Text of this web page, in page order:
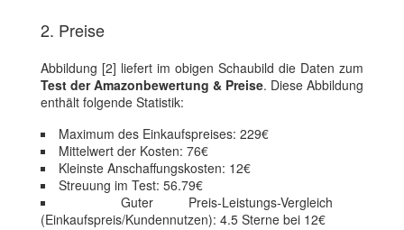
2. Preise
Abbildung [2] liefert im obigen Schaubild die Daten zum
Test der Amazonbewertung & Preise. Diese Abbildung
enthält folgende Statistik:
Maximum des Einkaufspreises: 229€
Mittelwert der Kosten: 76€
Kleinste Anschaffungskosten: 12€
Streuung im Test: 56.79€
Guter Preis-Leistungs-Vergleich
(Einkaufspreis/Kundennutzen): 4.5 Sterne bei 12€